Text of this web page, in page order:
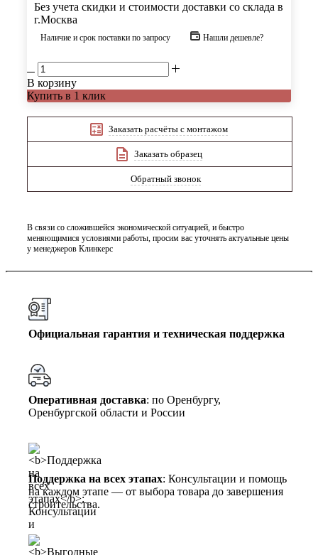
Без учета скидки и стоимости доставки со склада в
г.Москва
Наличие и срок поставки по запросу Нашли дешевле?
В корзину
Купить в 1 клик
Заказать расчёты с монтажом
Заказать образец
Обратный звонок
В связи со сложившейся экономической ситуацией, и быстро
меняющимися условиями работы, просим вас уточнять актуальные цены
у менеджеров Клинкерс
Официальная гарантия и техническая поддержка
Оперативная доставка: по Оренбургу,
Оренбургской области и России
Поддержка на всех этапах: Консультации и помощь
на каждом этапе — от выбора товара до завершения
строительства.